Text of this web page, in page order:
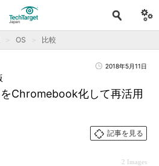
OS 比較
2018年5月11日
Chromebook化して再活用
記事を見る
2 Images